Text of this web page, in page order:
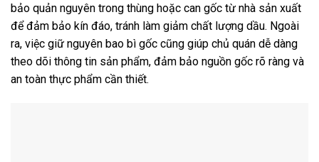
bảo quản nguyên trong thùng hoặc can gốc từ nhà sản xuất
để đảm bảo kín đáo, tránh làm giảm chất lượng dầu. Ngoài
ra, việc giữ nguyên bao bì gốc cũng giúp chủ quán dễ dàng
theo dõi thông tin sản phẩm, đảm bảo nguồn gốc rõ ràng và
an toàn thực phẩm cần thiết.